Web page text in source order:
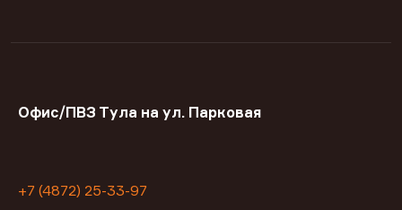
Офис/ПВЗ Тула на ул. Парковая
+7 (4872) 25-33-97